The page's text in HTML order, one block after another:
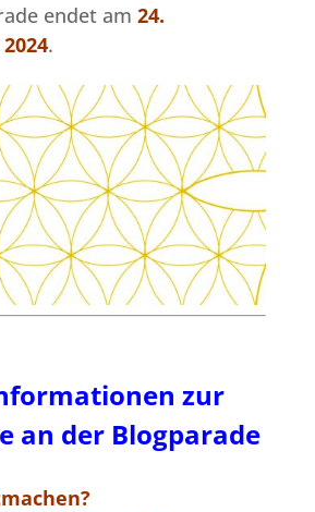
endet am 24.
.
zur
an der Blogparade